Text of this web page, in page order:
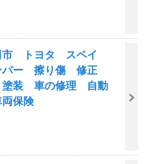
市 トヨタ スペイ
パー 擦り傷 修正
装 車の修理 自動
保険